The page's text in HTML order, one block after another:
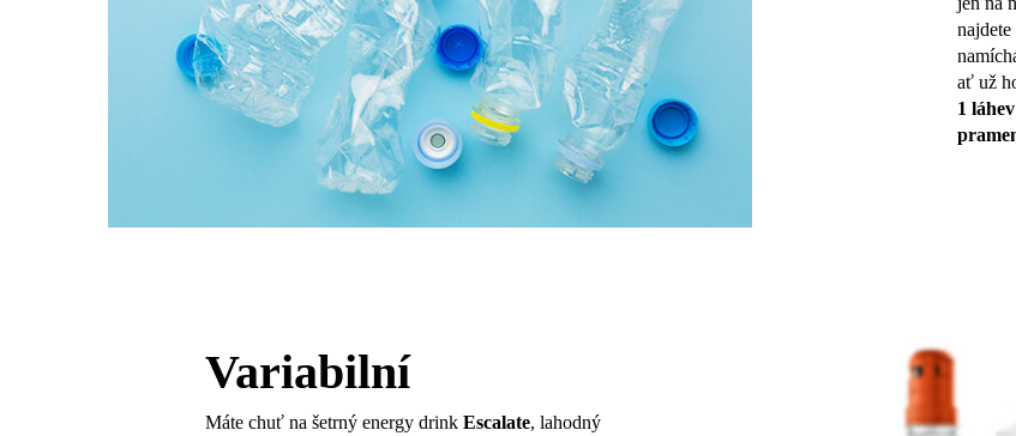
ať už
1
Variabilní
Máte chuť na šetrný energy drinkEscalate, lahodný